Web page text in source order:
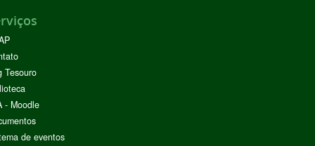
Tesouro
- Moodle
de eventos